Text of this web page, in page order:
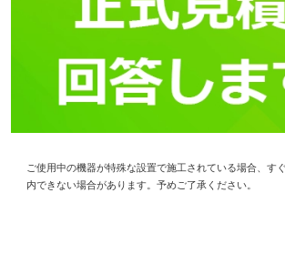
ご使用中の機器が特殊な設置で施工されている場合、す
内できない場合があります。予めご了承ください。